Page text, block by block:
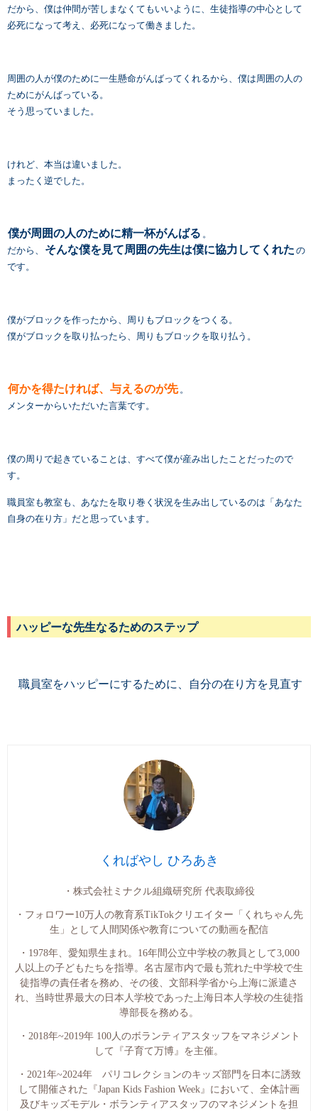
だから、僕は仲間が苦しまなくてもいいように、生徒指導の中心として
必死になって考え、必死になって働きました。
周囲の人が僕のために一生懸命がんばってくれるから、僕は周囲の人の
ためにがんばっている。
そう思っていました。
けれど、本当は違いました。
まったく逆でした。
僕が周囲の人のために精一杯がんばる 。
だから、
そんな僕を見て周囲の先生は僕に協力してくれた の
です。
僕がブロックを作ったから、周りもブロックをつくる。
僕がブロックを取り払ったら、周りもブロックを取り払う。
何かを得たければ、与えるのが先。
メンターからいただいた言葉です。
僕の周りで起きていることは、すべて僕が産み出したことだったので
す。
職員室も教室も、あなたを取り巻く状況を生み出しているのは「あなた
自身の在り方」だと思っています。
ハッピーな先生なるためのステップ
職員室をハッピーにするために、自分の在り方を見直す
くればやし ひろあき
・株式会社ミナクル組織研究所 代表取締役
・フォロワー10万人の教育系TikTokクリエイター「くれちゃん先
生」として人間関係や教育についての動画を配信
・1978年、愛知県生まれ。16年間公立中学校の教員として3,000
人以上の子どもたちを指導。名古屋市内で最も荒れた中学校で生
徒指導の責任者を務め、その後、文部科学省から上海に派遣さ
れ、当時世界最大の日本人学校であった上海日本人学校の生徒指
導部長を務める。
・2018年~2019年 100人のボランティアスタッフをマネジメント
して『子育て万博』を主催。
・2021年~2024年 パリコレクションのキッズ部門を日本に誘致
して開催された『Japan Kids Fashion Week』において、全体計画
及びキッズモデル・ボランティアスタッフのマネジメントを担